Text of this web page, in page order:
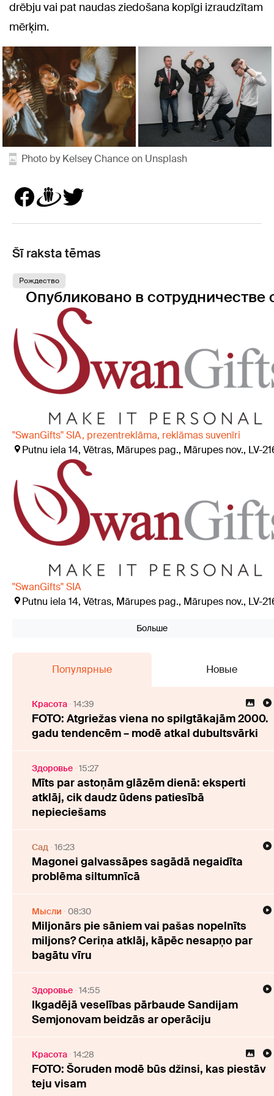
drēbju vai pat naudas ziedošana kopīgi izraudzītam
mērķim.
Photo by Kelsey Chance on Unsplash
Šī raksta tēmas
Рождество
Опубликовано в сотрудничестве
"SwanGifts" SIA, prezentreklāma, reklāmas suvenīri
Putnu iela 14, Vētras, Mārupes pag., Mārupes nov., LV-
"SwanGifts" SIA
Putnu iela 14, Vētras, Mārupes pag., Mārupes nov., LV-
Больше
Популярные Новые
Красота 14:39
FOTO: Atgriežas viena no spilgtākajām 2000.
gadu tendencēm – modē atkal dubultsvārki
Здоровье 15:27
Mīts par astoņām glāzēm dienā: eksperti
atklāj, cik daudz ūdens patiesībā
nepieciešams
Cад 16:23
Magonei galvassāpes sagādā negaidīta
problēma siltumnīcā
Мысли 08:30
Miljonārs pie sāniem vai pašas nopelnīts
miljons? Ceriņa atklāj, kāpēc nesapņo par
bagātu vīru
Здоровье 14:55
Ikgadējā veselības pārbaude Sandijam
Semjonovam beidzās ar operāciju
Красота 14:28
FOTO: Šoruden modē būs džinsi, kas piestāv
teju visam